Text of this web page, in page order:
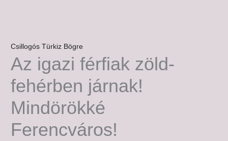
Csillogós Türkiz Bögre
Az igazi férfiak zöld-
fehérben járnak!
Mindörökké
Ferencváros!